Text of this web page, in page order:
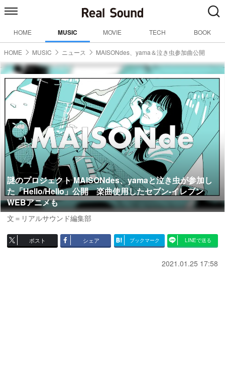
HOME MUSIC MOVIE TECH BOOK
HOME MUSIC ニュース MAISONdes、yama＆泣き虫参加曲公開
謎のプロジェクト MAISONdes、yamaと泣き虫が参加し
た「Hello/Hello」公開 楽曲使用したセブン-イレブン
WEBアニメも
文＝リアルサウンド編集部
ポスト シェア ブックマーク LINEで送る
2021.01.25 17:58